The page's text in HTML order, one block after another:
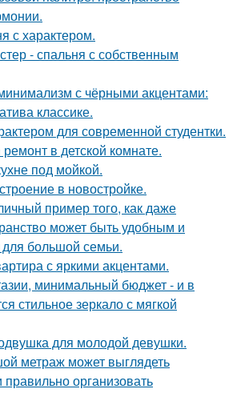
с характером.
- спальня с собственным
с чёрными акцентами:
классике.
для современной студентки.
в детской комнате.
под мойкой.
в новостройке.
пример того, как даже
может быть удобным и
большой семьи.
с яркими акцентами.
минимальный бюджет - и в
стильное зеркало с мягкой
для молодой девушки.
метраж может выглядеть
организовать